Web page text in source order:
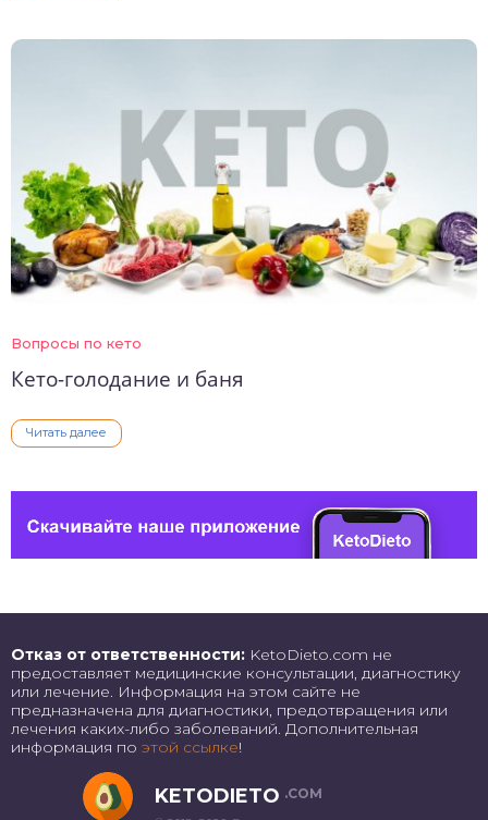
Вопросы по кето
Кето-голодание и баня
Читать далее
Отказ от ответственности: KetoDieto.com не
предоставляет медицинские консультации, диагностику
или лечение. Информация на этом сайте не
предназначена для диагностики, предотвращения или
лечения каких-либо заболеваний. Дополнительная
информация по этой ссылке!
KETODIETO .COM